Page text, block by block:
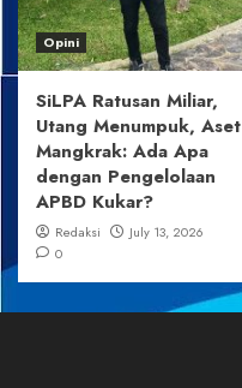
Opini
SiLPA Ratusan Miliar,
Utang Menumpuk, Aset
Mangkrak: Ada Apa
dengan Pengelolaan
APBD Kukar?
Redaksi
July 13, 2026
0